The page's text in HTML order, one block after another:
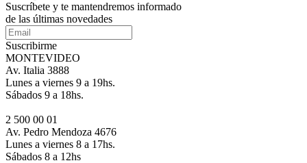
Suscríbete y te mantendremos informado
de las últimas novedades
Suscribirme
MONTEVIDEO
Av. Italia 3888
Lunes a viernes 9 a 19hs.
Sábados 9 a 18hs.
2 500 00 01
Av. Pedro Mendoza 4676
Lunes a viernes 8 a 17hs.
Sábados 8 a 12hs